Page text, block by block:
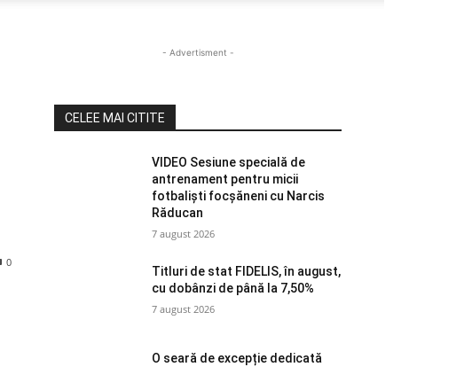
0
- Advertisment -
CELEE MAI CITITE
VIDEO Sesiune specială de
antrenament pentru micii
fotbaliști focșăneni cu Narcis
Răducan
7 august 2026
Titluri de stat FIDELIS, în august,
cu dobânzi de până la 7,50%
7 august 2026
O seară de excepție dedicată